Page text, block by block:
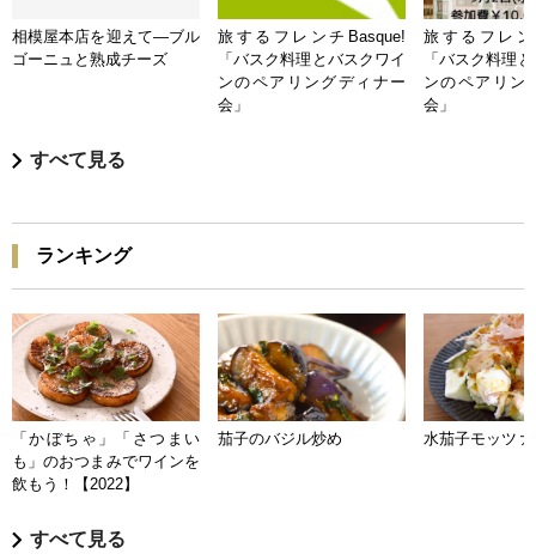
相模屋本店を迎えて―ブル
ゴーニュと熟成チーズ
旅するフレンチBasque!
「バスク料理とバスクワイ
ンのペアリングディナー
会」
旅するフレン
「バスク料理
ンのペアリン
会」
すべて見る
ランキング
「かぼちゃ」「さつまい
も」のおつまみでワインを
飲もう！【2022】
茄子のバジル炒め 水茄子モッツァ
すべて見る